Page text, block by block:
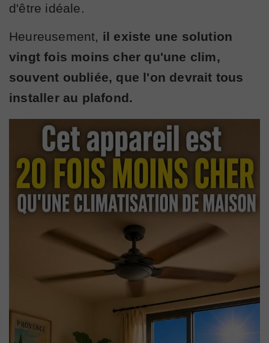
d'être idéale.
Heureusement, il existe une solution
vingt fois moins cher qu'une clim,
souvent oubliée, que l'on devrait tous
installer au plafond.